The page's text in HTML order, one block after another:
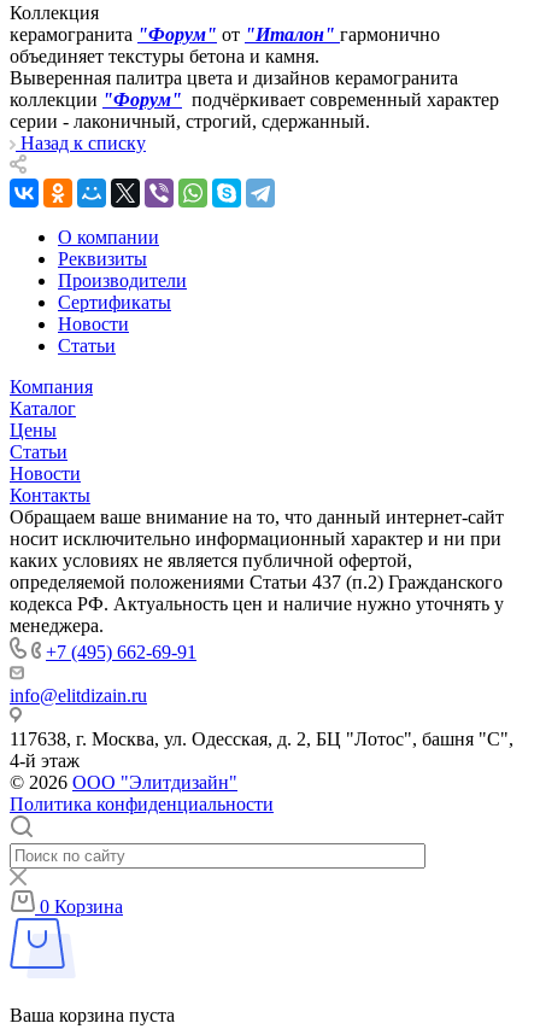
Коллекция
керамогранита "Форум" от "Италон" гармонично
объединяет текстуры бетона и камня.
Выверенная палитра цвета и дизайнов керамогранита
коллекции "Форум" подчёркивает современный характер
серии - лаконичный, строгий, сдержанный.
Назад к списку
О компании
Реквизиты
Производители
Сертификаты
Новости
Статьи
Компания
Каталог
Цены
Статьи
Новости
Контакты
Обращаем ваше внимание на то, что данный интернет-сайт
носит исключительно информационный характер и ни при
каких условиях не является публичной офертой,
определяемой положениями Статьи 437 (п.2) Гражданского
кодекса РФ. Актуальность цен и наличие нужно уточнять у
менеджера.
+7 (495) 662-69-91
info@elitdizain.ru
117638, г. Москва, ул. Одесская, д. 2, БЦ "Лотос", башня "С",
4-й этаж
© 2026 ООО "Элитдизайн"
Политика конфиденциальности
0 Корзина
Ваша корзина пуста